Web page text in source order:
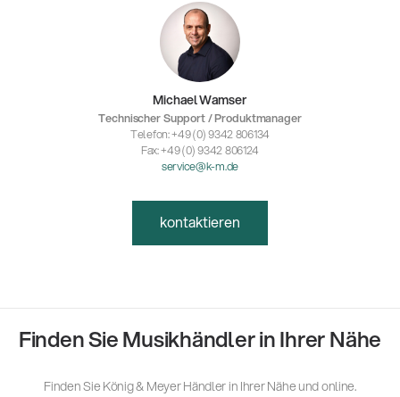
Michael Wamser
Technischer Support / Produktmanager
Telefon: +49 (0) 9342 806134
Fax: +49 (0) 9342 806124
service@k-m.de
kontaktieren
Finden Sie Musikhändler in Ihrer Nähe
Finden Sie König & Meyer Händler in Ihrer Nähe und online.